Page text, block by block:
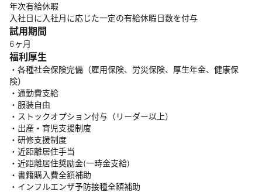
年次有給休暇
入社日に入社月に応じた一定の有給休暇日数を付与
試用期間
6ヶ月
福利厚生
・各種社会保険完備（雇用保険、労災保険、厚生年金、健康保
険）
・通勤費支給
・服装自由
・ストックオプション付与（リーダー以上）
・出産・育児支援制度
・研修支援制度
・近距離居住手当
・近距離居住奨励金(一時金支給)
・書籍購入費全額補助
・インフルエンザ予防接種全額補助